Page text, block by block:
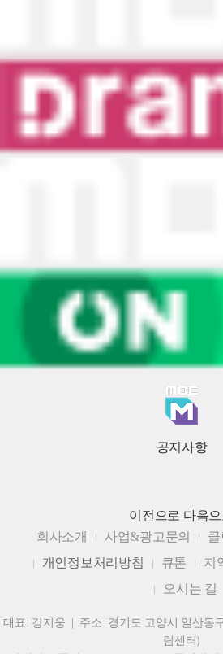
공지사항
이전으로 다음으
회사소개
사업&광고문의 클
개인정보처리방침
큐톤 지
오시는 길
대표: 강지웅 | 주소: 경기도 고양시 일산동
림센터)